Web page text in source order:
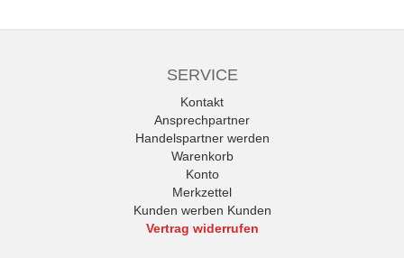
SERVICE
Kontakt
Ansprechpartner
Handelspartner werden
Warenkorb
Konto
Merkzettel
Kunden werben Kunden
Vertrag widerrufen